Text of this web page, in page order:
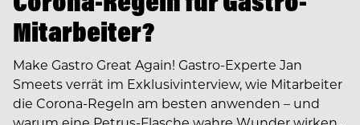
Mitarbeiter?
Make Gastro Great Again! Gastro-Experte Jan
Smeets verrät im Exklusivinterview, wie Mitarbeiter
die Corona-Regeln am besten anwenden – und